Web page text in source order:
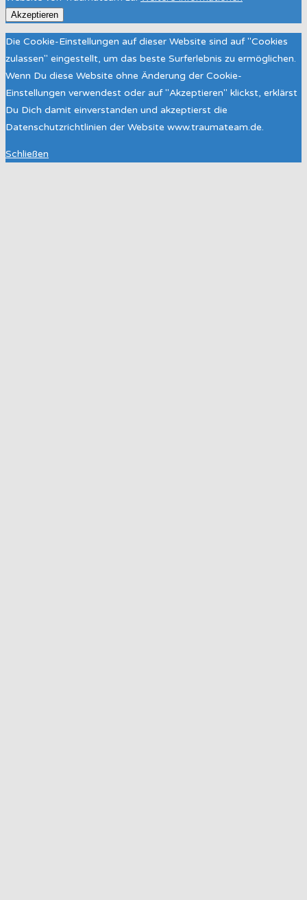
Akzeptieren
Die Cookie-Einstellungen auf dieser Website sind auf "Cookies
zulassen" eingestellt, um das beste Surferlebnis zu ermöglichen.
Wenn Du diese Website ohne Änderung der Cookie-
Einstellungen verwendest oder auf "Akzeptieren" klickst, erklärst
Du Dich damit einverstanden und akzeptierst die
Datenschutzrichtlinien der Website www.traumateam.de.
Schließen